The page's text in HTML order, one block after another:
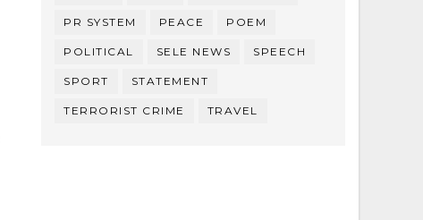
PR SYSTEM PEACE POEM
POLITICAL SELE NEWS SPEECH
SPORT STATEMENT
TERRORIST CRIME TRAVEL